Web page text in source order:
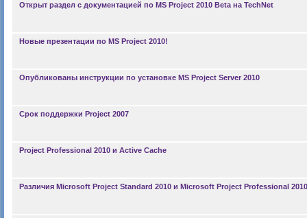
Открыт раздел с документацией по MS Project 2010 Beta на TechNet
Новые презентации по MS Project 2010!
Опубликованы инструкции по установке MS Project Server 2010
Срок поддержки Project 2007
Project Professional 2010 и Active Cache
Различия Microsoft Project Standard 2010 и Microsoft Project Professional 2010